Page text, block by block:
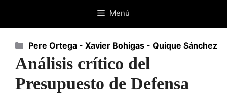
Menú
Análisis crítico del
Presupuesto de Defensa
Categorías
Pere Ortega - Xavier Bohigas - Quique Sánchez